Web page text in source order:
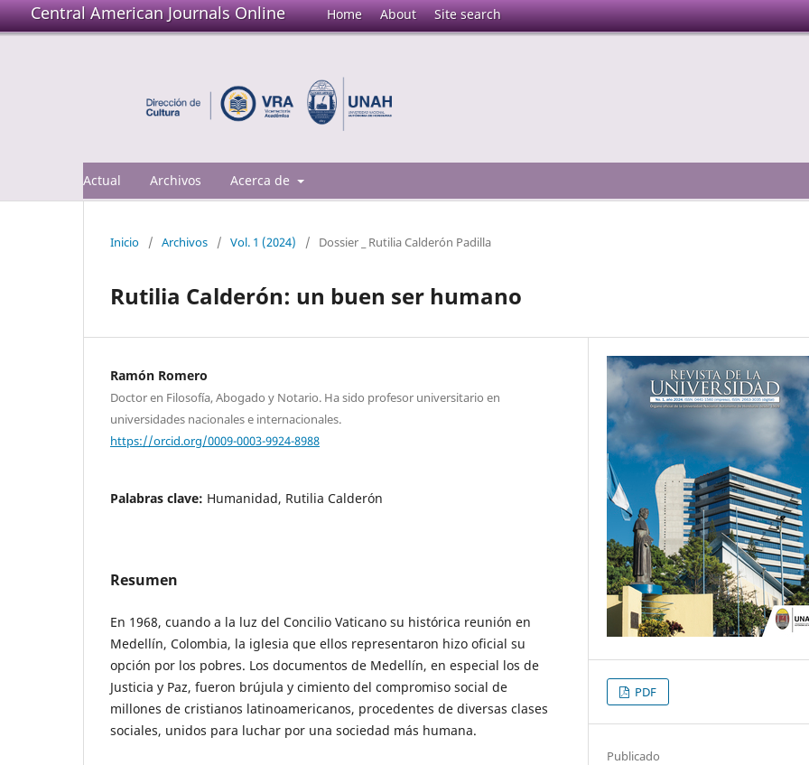
Central American Journals Online Home About Site search
Actual Archivos Acerca de
Inicio / Archivos / Vol. 1 (2024) / Dossier _ Rutilia Calderón Padilla
Rutilia Calderón: un buen ser humano
Ramón Romero
Doctor en Filosofía, Abogado y Notario. Ha sido profesor universitario en
universidades nacionales e internacionales.
https://orcid.org/0009-0003-9924-8988
Palabras clave: Humanidad, Rutilia Calderón
Resumen
En 1968, cuando a la luz del Concilio Vaticano su histórica reunión en
Medellín, Colombia, la iglesia que ellos representaron hizo oficial su
opción por los pobres. Los documentos de Medellín, en especial los de
Justicia y Paz, fueron brújula y cimiento del compromiso social de
millones de cristianos latinoamericanos, procedentes de diversas clases
sociales, unidos para luchar por una sociedad más humana.
PDF
Publicado